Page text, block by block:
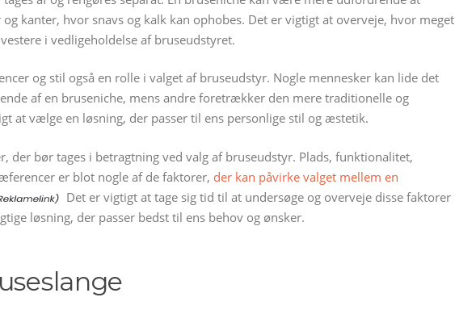
kanter, hvor snavs og kalk kan ophobes. Det er vigtigt at overveje, hvor meget
i vedligeholdelse af bruseudstyret.
og stil også en rolle i valget af bruseudstyr. Nogle mennesker kan lide det
af en bruseniche, mens andre foretrækker den mere traditionelle og
at vælge en løsning, der passer til ens personlige stil og æstetik.
der bør tages i betragtning ved valg af bruseudstyr. Plads, funktionalitet,
er blot nogle af de faktorer, der kan påvirke valget mellem en
Det er vigtigt at tage sig tid til at undersøge og overveje disse faktorer
løsning, der passer bedst til ens behov og ønsker.